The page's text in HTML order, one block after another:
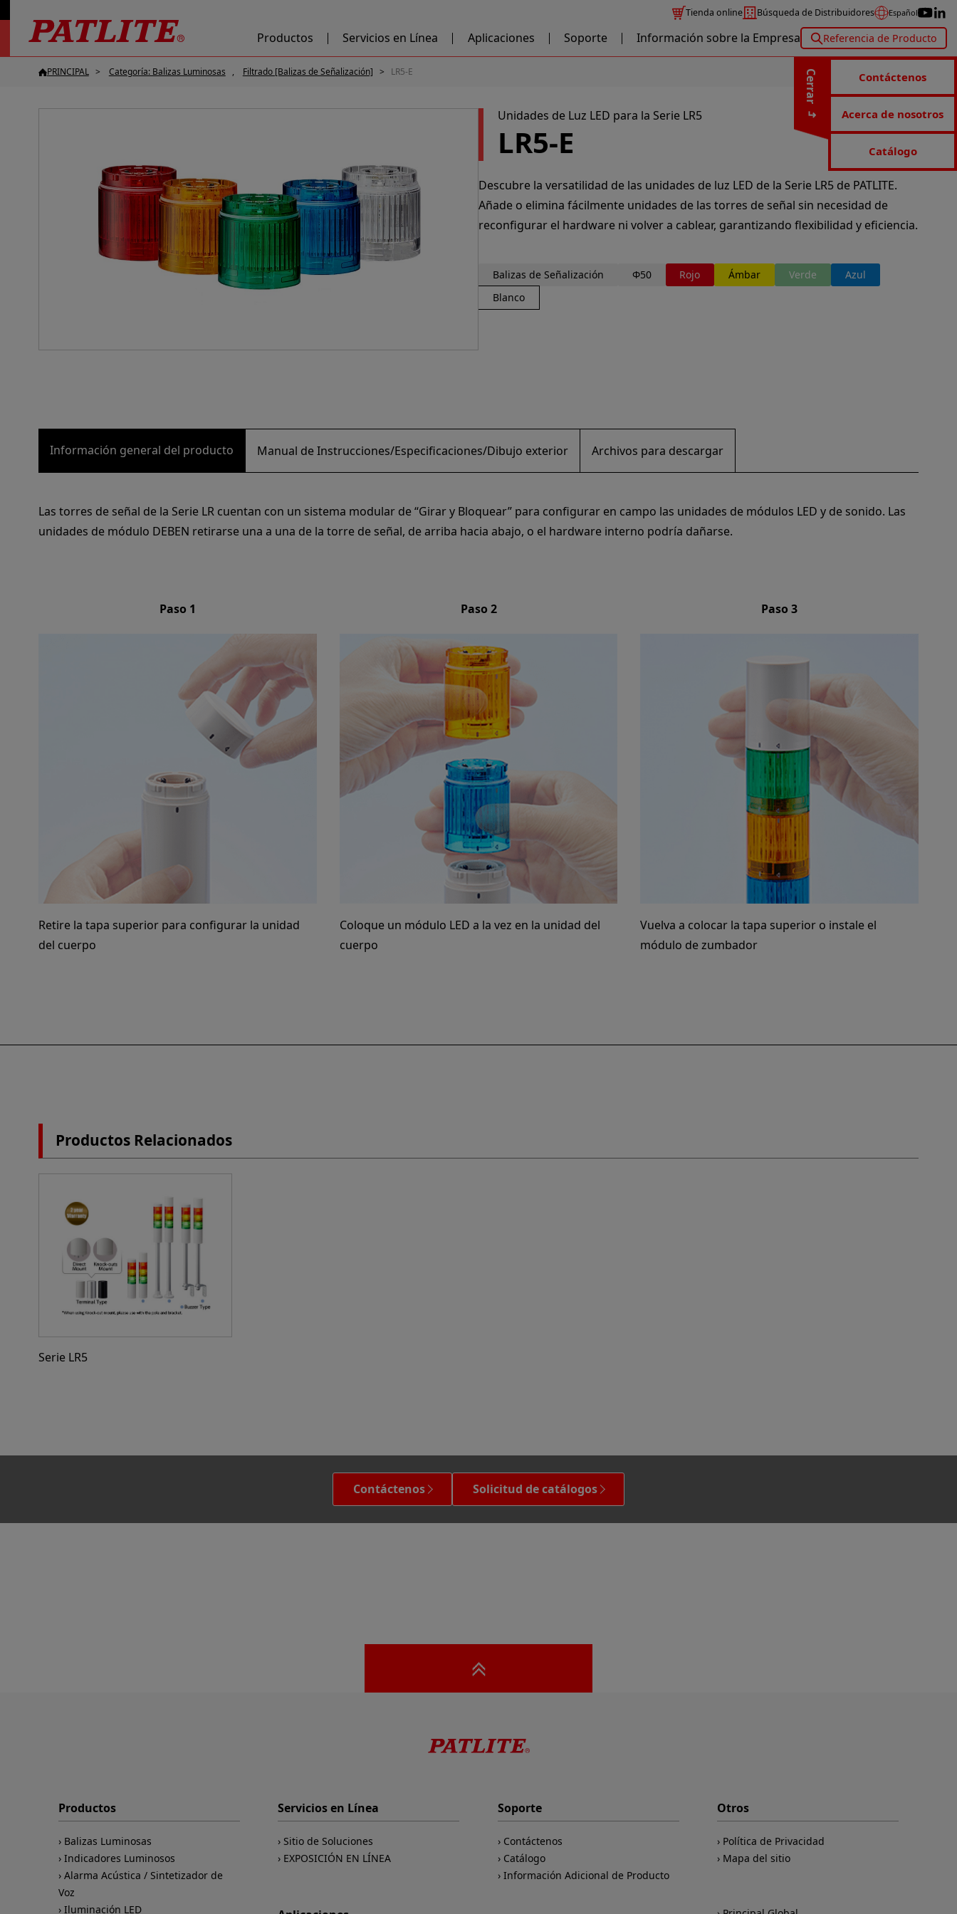
Tienda online Búsqueda de Distribuidores Español
Productos Servicios en Línea Aplicaciones Soporte Información sobre la Empresa Referencia de Producto
Cerrar Contáctenos
Acerca de nosotros
Catálogo
PRINCIPAL Categoría: Balizas Luminosas Filtrado [Balizas de Señalización] LR5-E
Unidades de Luz LED para la Serie LR5
LR5-E
Descubre la versatilidad de las unidades de luz LED de la Serie LR5 de PATLITE.
Añade o elimina fácilmente unidades de las torres de señal sin necesidad de
reconfigurar el hardware ni volver a cablear, garantizando flexibilidad y eficiencia.
Balizas de Señalización Φ50 Rojo Ámbar Verde
Azul
Blanco
Información general del producto Manual de Instrucciones/Especificaciones/Dibujo exterior Archivos para descargar
Las torres de señal de la Serie LR cuentan con un sistema modular de “Girar y Bloquear” para configurar en campo las unidades de módulos LED y de sonido. Las
unidades de módulo DEBEN retirarse una a una de la torre de señal, de arriba hacia abajo, o el hardware interno podría dañarse.
Paso 1
Retire la tapa superior para configurar la unidad
del cuerpo
Paso 2
Coloque un módulo LED a la vez en la unidad del
cuerpo
Paso 3
Vuelva a colocar la tapa superior o instale el
módulo de zumbador
Productos Relacionados
Serie LR5
Contáctenos Solicitud de catálogos
Productos
Balizas Luminosas
Indicadores Luminosos
Alarma Acústica / Sintetizador de
Voz
Iluminación LED
Servicios en Línea
Sitio de Soluciones
EXPOSICIÓN EN LÍNEA
Soporte
Contáctenos
Catálogo
Información Adicional de Producto
Otros
Política de Privacidad
Mapa del sitio